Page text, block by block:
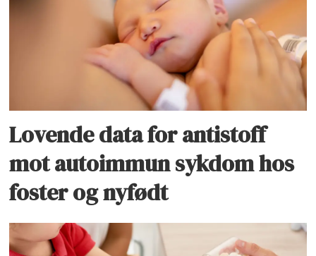
Lovende data for antistoff
mot autoimmun sykdom hos
foster og nyfødt